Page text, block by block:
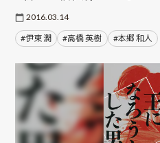
2016.03.14
#伊東 潤 #高橋 英樹 #本郷 和人